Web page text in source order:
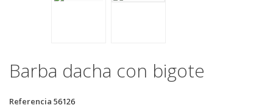
Barba dacha con bigote
Referencia 56126